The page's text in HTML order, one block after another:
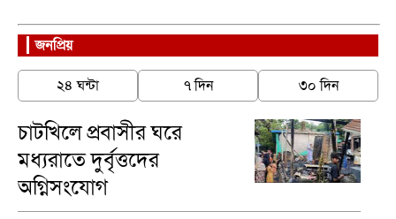
জনপ্রিয়
২৪ ঘন্টা ৭ দিন ৩০ দিন
চাটখিলে প্রবাসীর ঘরে
মধ্যরাতে দুর্বৃত্তদের
অগ্নিসংযোগ